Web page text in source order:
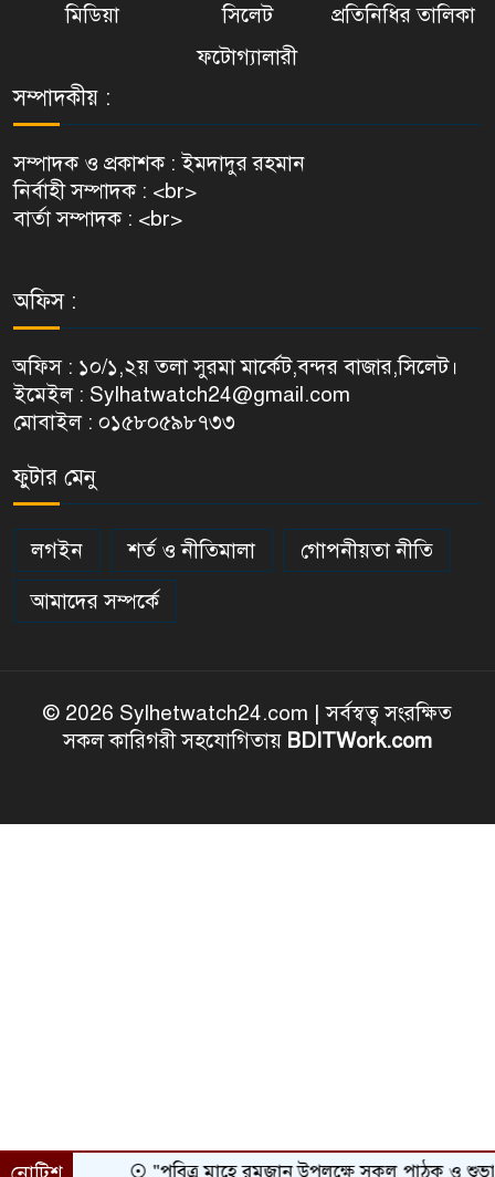
মিডিয়া
সিলেট
প্রতিনিধির তালিকা
ফটোগ্যালারী
সম্পাদকীয় :
সম্পাদক ও প্রকাশক : ইমদাদুর রহমান
নির্বাহী সম্পাদক : <br>
বার্তা সম্পাদক : <br>
অফিস :
অফিস : ১০/১,২য় তলা সুরমা মার্কেট,বন্দর বাজার,সিলেট।
ইমেইল : Sylhatwatch24@gmail.com
মোবাইল : ০১৫৮০৫৯৮৭৩৩
ফুটার মেনু
লগইন শর্ত ও নীতিমালা
গোপনীয়তা নীতি
আমাদের সম্পর্কে
© 2026 Sylhetwatch24.com | সর্বস্বত্ব সংরক্ষিত
সকল কারিগরী সহযোগিতায় BDITWork.com
"পবিত্র মাহে রমজান উপলক্ষে সকল পাঠক ও